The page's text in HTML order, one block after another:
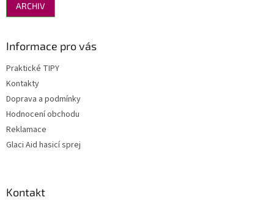
ARCHIV
Informace pro vás
Praktické TIPY
Kontakty
Doprava a podmínky
Hodnocení obchodu
Reklamace
Glaci Aid hasicí sprej
Kontakt